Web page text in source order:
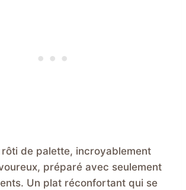
de palette, incroyablement
préparé avec seulement
Un plat réconfortant qui se